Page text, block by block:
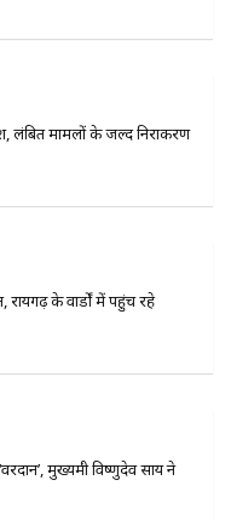
लंबित मामलों के जल्द निराकरण
रायगढ़ के वार्डों में पहुंच रहे
मुख्यमंत्री विष्णुदेव साय ने